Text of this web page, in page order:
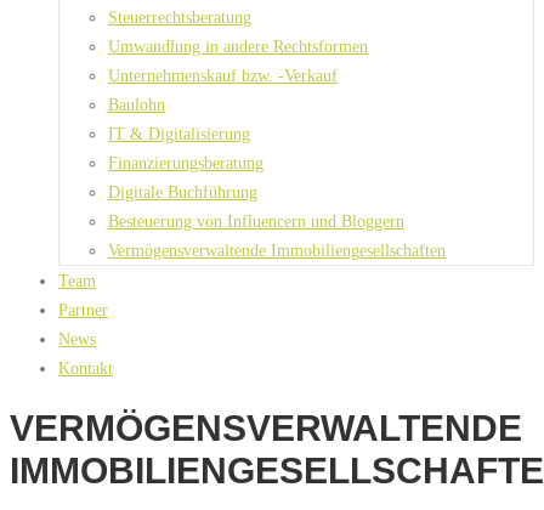
Steuerrechtsberatung
Umwandlung in andere Rechtsformen
Unternehmenskauf bzw. -Verkauf
Baulohn
IT & Digitalisierung
Finanzierungsberatung
Digitale Buchführung
Besteuerung von Influencern und Bloggern
Vermögensverwaltende Immobiliengesellschaften
Team
Partner
News
Kontakt
VERMÖGENSVERWALTENDE